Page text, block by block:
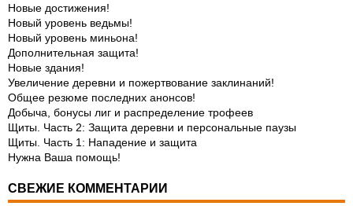
Новые достижения!
Новый уровень ведьмы!
Новый уровень миньона!
Дополнительная защита!
Новые здания!
Увеличение деревни и пожертвование заклинаний!
Общее резюме последних анонсов!
Добыча, бонусы лиг и распределение трофеев
Щиты. Часть 2: Защита деревни и персональные паузы
Щиты. Часть 1: Нападение и защита
Нужна Ваша помощь!
СВЕЖИЕ КОММЕНТАРИИ